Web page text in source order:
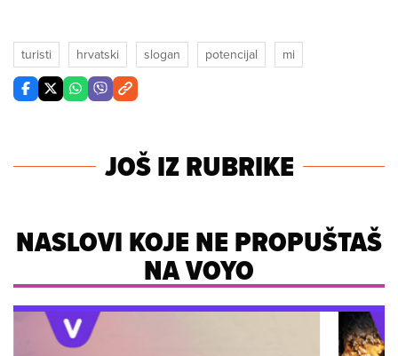
turisti hrvatski slogan potencijal mi
JOŠ IZ RUBRIKE
NASLOVI KOJE NE PROPUŠTAŠ
NA VOYO